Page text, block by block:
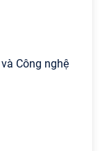
Công nghệ